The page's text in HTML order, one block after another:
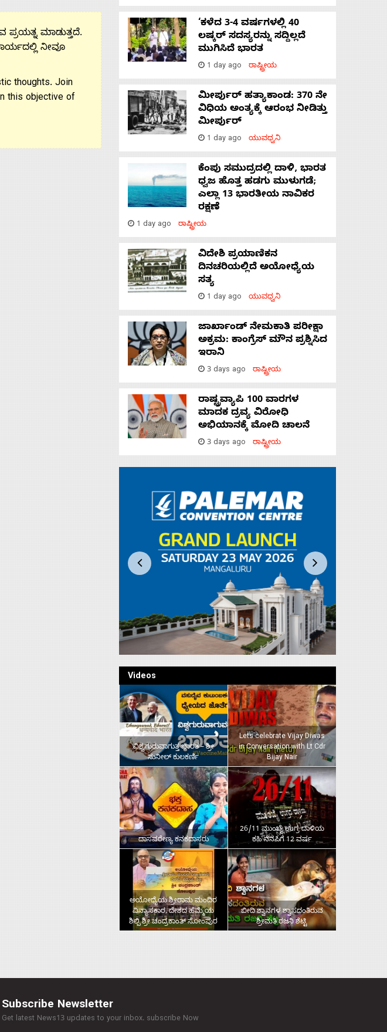
ಪ್ರಯತ್ನ ಮಾಡುತ್ತದೆ.
ನೀವೂ
thoughts. Join
this objective of
‘ಕಳೆದ 3-4 ವರ್ಷಗಳಲ್ಲಿ 40
ಲಷ್ಕರ್ ಸದಸ್ಯರನ್ನು ಸದ್ದಿಲ್ಲದೆ
ಮುಗಿಸಿದೆ ಭಾರತ
1 day ago ರಾಷ್ಟ್ರೀಯ
ಮೀರ್ಪುರ್ ಹತ್ಯಾಕಾಂಡ: 370 ನೇ
ವಿಧಿಯ ಅಂತ್ಯಕ್ಕೆ ಆರಂಭ ನೀಡಿತ್ತು
ಮೀರ್ಪುರ್
1 day ago ಯುವಧ್ವನಿ
ಕೆಂಪು ಸಮುದ್ರದಲ್ಲಿ ದಾಳಿ, ಭಾರತ
ಧ್ವಜ ಹೊತ್ತ ಹಡಗು ಮುಳುಗಡೆ;
ಎಲ್ಲಾ 13 ಭಾರತೀಯ ನಾವಿಕರ
ರಕ್ಷಣೆ
1 day ago ರಾಷ್ಟ್ರೀಯ
ವಿದೇಶಿ ಪ್ರಯಾಣಿಕನ
ದಿನಚರಿಯಲ್ಲಿದೆ ಅಯೋಧ್ಯೆಯ
ಸತ್ಯ
1 day ago ಯುವಧ್ವನಿ
ಜಾರ್ಖಾಂಡ್‌ ನೇಮಕಾತಿ ಪರೀಕ್ಷಾ
ಅಕ್ರಮ: ಕಾಂಗ್ರೆಸ್‌ ಮೌನ ಪ್ರಶ್ನಿಸಿದ
ಇರಾನಿ
3 days ago ರಾಷ್ಟ್ರೀಯ
ರಾಷ್ಟ್ರವ್ಯಾಪಿ 100 ವಾರಗಳ
ಮಾದಕ ದ್ರವ್ಯ ವಿರೋಧಿ
ಅಭಿಯಾನಕ್ಕೆ ಮೋದಿ ಚಾಲನೆ
3 days ago ರಾಷ್ಟ್ರೀಯ
Videos
ವಿಶ್ವಗುರುವಾಗುತ್ತ ಭಾರತ – ಶ್ರೀ
ಸುನೀಲ್‌ ಕುಲಕರ್ಣಿ
Lets celebrate Vijay Diwas
in Conversation with Lt Cdr
Bijay Nair
ದಾಸವರೇಣ್ಯ ಕನಕದಾಸರು
26/11 ಮುಂಬೈ ಉಗ್ರ ದಾಳಿಯ
ಕಹಿ ನೆನಪಿಗೆ 12 ವರ್ಷ
ಅಯೋಧ್ಯೆಯ ಶ್ರೀರಾಮ ಮಂದಿರ
ವಿನ್ಯಾಸಕಾರ, ದೇಶದ ಹೆಮ್ಮೆಯ
ಶಿಲ್ಪಿ ಶ್ರೀ ಚಂದ್ರಕಾಂತ್‌ ಸೋಂಪುರ
ಬೀದಿ ಶ್ವಾನಗಳ ಶ್ವಾಸದಂತಿರುವ
ಶ್ರೀಮತಿ ರಜನಿ ಶೆಟ್ಟಿ
Subscribe Newsletter
Get latest News13 updates to your inbox. subscribe Now